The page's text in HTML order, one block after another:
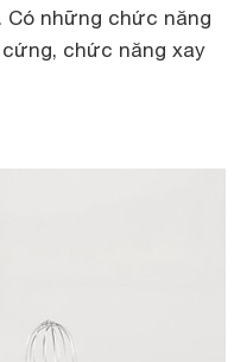
những chức năng
chức năng xay